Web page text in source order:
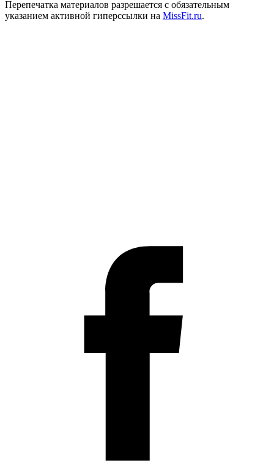
Перепечатка материалов разрешается с обязательным
указанием активной гиперссылки на MissFit.ru.